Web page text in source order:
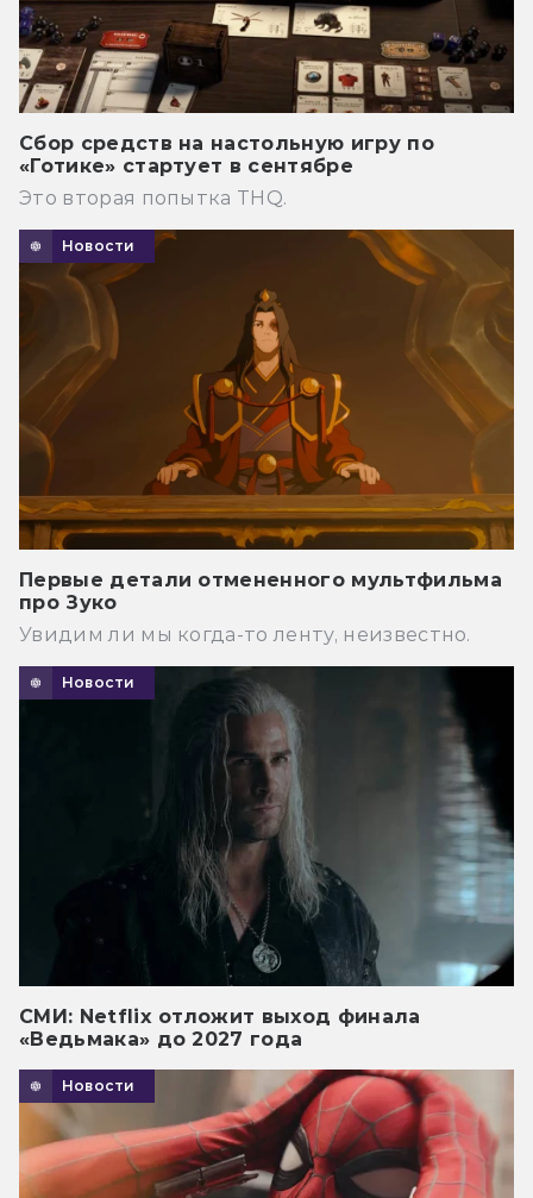
Сбор средств на настольную игру по
«Готике» стартует в сентябре
Это вторая попытка THQ.
Новости
Первые детали отмененного мультфильма
про Зуко
Увидим ли мы когда-то ленту, неизвестно.
Новости
СМИ: Netflix отложит выход финала
«Ведьмака» до 2027 года
Новости